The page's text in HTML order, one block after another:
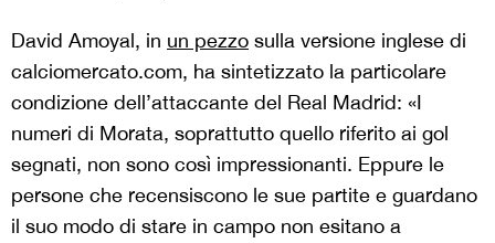
David Amoyal, in un pezzo sulla versione inglese di
calciomercato.com, ha sintetizzato la particolare
condizione dell’attaccante del Real Madrid: «I
numeri di Morata, soprattutto quello riferito ai gol
segnati, non sono così impressionanti. Eppure le
persone che recensiscono le sue partite e guardano
il suo modo di stare in campo non esitano a